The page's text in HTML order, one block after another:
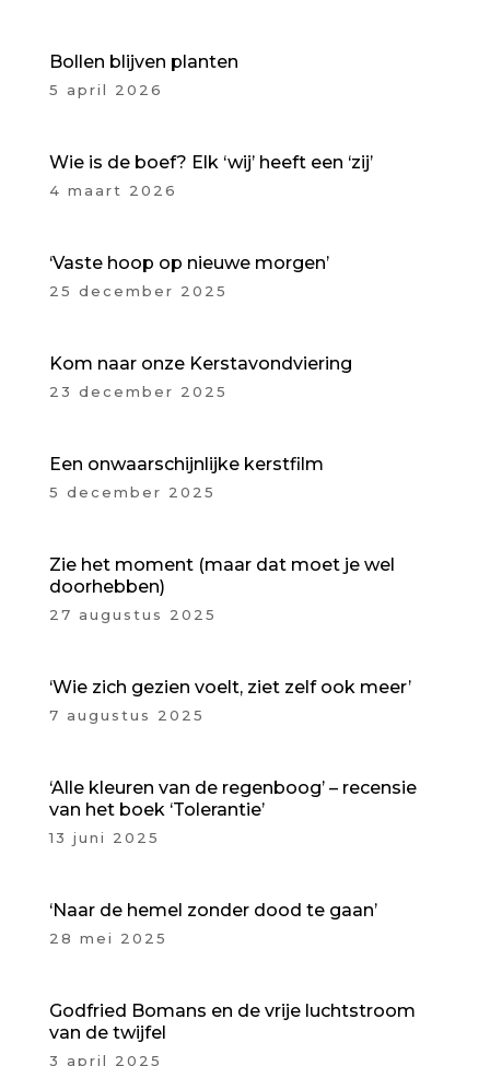
Bollen blijven planten
5 april 2026
Wie is de boef? Elk ‘wij’ heeft een ‘zij’
4 maart 2026
‘Vaste hoop op nieuwe morgen’
25 december 2025
Kom naar onze Kerstavondviering
23 december 2025
Een onwaarschijnlijke kerstfilm
5 december 2025
Zie het moment (maar dat moet je wel
doorhebben)
27 augustus 2025
‘Wie zich gezien voelt, ziet zelf ook meer’
7 augustus 2025
‘Alle kleuren van de regenboog’ – recensie
van het boek ‘Tolerantie’
13 juni 2025
‘Naar de hemel zonder dood te gaan’
28 mei 2025
Godfried Bomans en de vrije luchtstroom
van de twijfel
3 april 2025